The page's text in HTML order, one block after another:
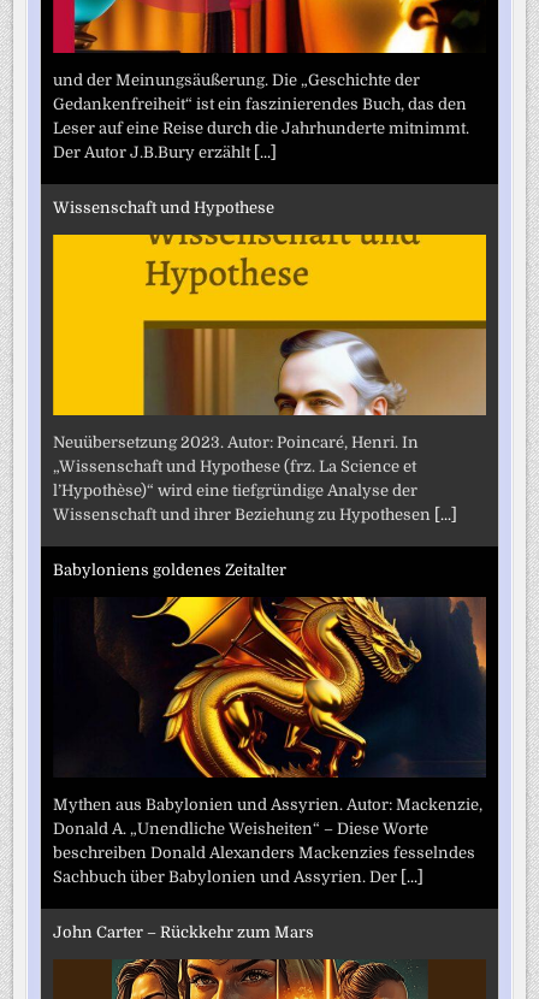
und der Meinungsäußerung. Die „Geschichte der
Gedankenfreiheit“ ist ein faszinierendes Buch, das den
Leser auf eine Reise durch die Jahrhunderte mitnimmt.
Der Autor J.B.Bury erzählt [...]
Wissenschaft und Hypothese
Neuübersetzung 2023. Autor: Poincaré, Henri. In
„Wissenschaft und Hypothese (frz. La Science et
l’Hypothèse)“ wird eine tiefgründige Analyse der
Wissenschaft und ihrer Beziehung zu Hypothesen [...]
Babyloniens goldenes Zeitalter
Mythen aus Babylonien und Assyrien. Autor: Mackenzie,
Donald A. „Unendliche Weisheiten“ – Diese Worte
beschreiben Donald Alexanders Mackenzies fesselndes
Sachbuch über Babylonien und Assyrien. Der [...]
John Carter – Rückkehr zum Mars